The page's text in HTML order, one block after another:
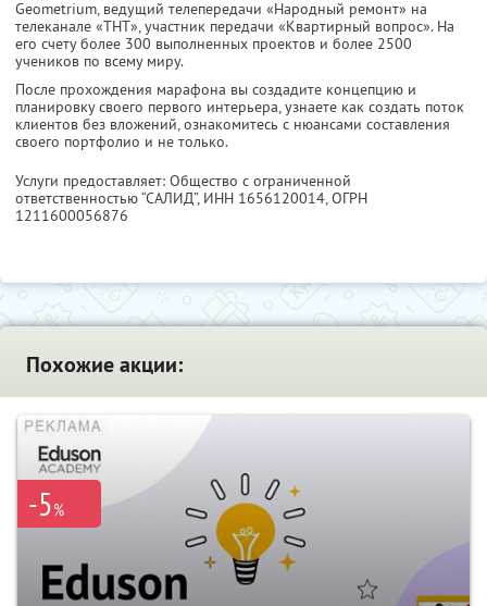
Geometrium, ведущий телепередачи «Народный ремонт» на
телеканале «ТНТ», участник передачи «Квартирный вопрос». На
его счету более 300 выполненных проектов и более 2500
учеников по всему миру.
После прохождения марафона вы создадите концепцию и
планировку своего первого интерьера, узнаете как создать поток
клиентов без вложений, ознакомитесь с нюансами составления
своего портфолио и не только.
Услуги предоставляет: Общество с ограниченной
ответственностью “САЛИД”, ИНН 1656120014, ОГРН
1211600056876
Похожие акции:
-5%